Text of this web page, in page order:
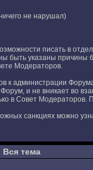
не нарушал)
писать в
указаны причины
Модераторов.
администрации
и не вникает во
в Совет
санкциях можно
Вся тема